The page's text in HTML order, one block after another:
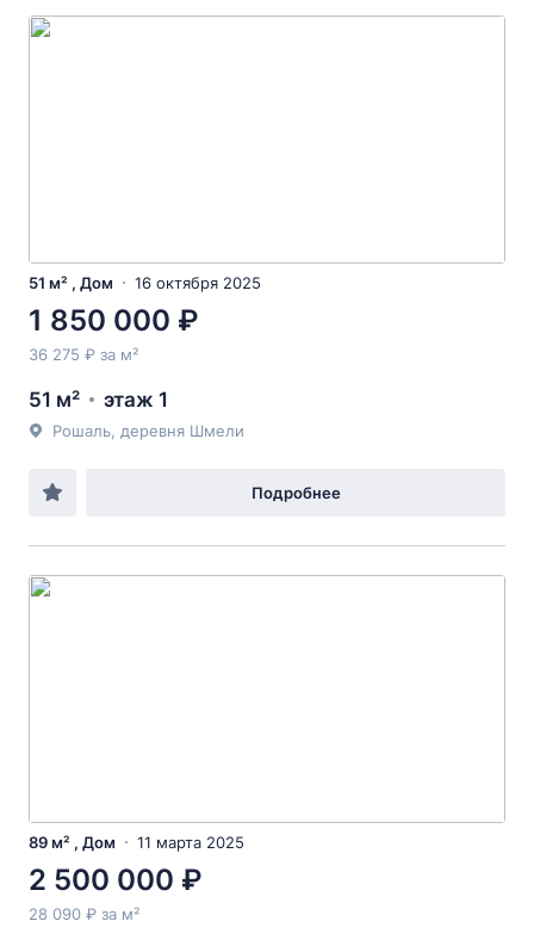
51 м² , Дом 16 октября 2025
1 850 000 ₽
36 275 ₽ за м²
51 м² этаж 1
Рошаль, деревня Шмели
Подробнее
89 м² , Дом 11 марта 2025
2 500 000 ₽
28 090 ₽ за м²